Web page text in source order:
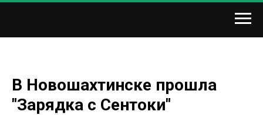
В Новошахтинске прошла
"Зарядка с Сентоки"